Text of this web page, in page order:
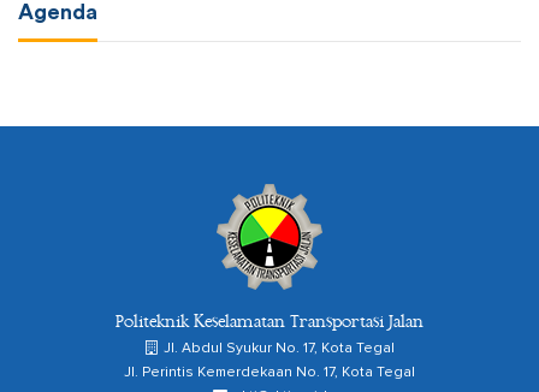
Agenda
Politeknik Keselamatan Transportasi Jalan
Jl. Abdul Syukur No. 17, Kota Tegal
Jl. Perintis Kemerdekaan No. 17, Kota Tegal